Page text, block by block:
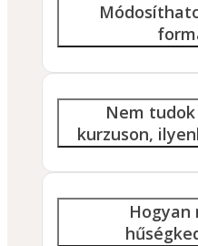
Nem
kurzuson,
Hogyan